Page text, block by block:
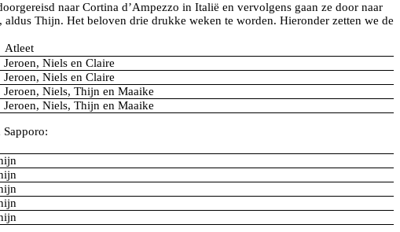
naar Cortina d’Ampezzo in Italië en vervolgens gaan ze door naar
Thijn. Het beloven drie drukke weken te worden. Hieronder zetten we de
Atleet
Jeroen, Niels en Claire
Jeroen, Niels en Claire
Jeroen, Niels, Thijn en Maaike
Jeroen, Niels, Thijn en Maaike